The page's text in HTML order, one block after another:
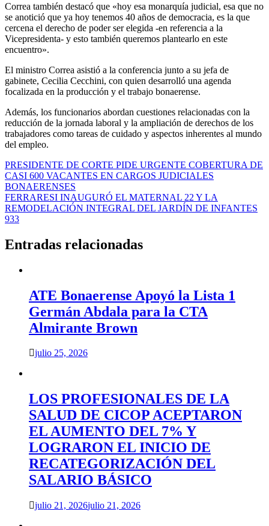
Correa también destacó que «hoy esa monarquía judicial, esa que no
se anotició que ya hoy tenemos 40 años de democracia, es la que
cercena el derecho de poder ser elegida -en referencia a la
Vicepresidenta- y esto también queremos plantearlo en este
encuentro».
El ministro Correa asistió a la conferencia junto a su jefa de
gabinete, Cecilia Cecchini, con quien desarrolló una agenda
focalizada en la producción y el trabajo bonaerense.
Además, los funcionarios abordan cuestiones relacionadas con la
reducción de la jornada laboral y la ampliación de derechos de los
trabajadores como tareas de cuidado y aspectos inherentes al mundo
del empleo.
Navegación
de
entradas
PRESIDENTE DE CORTE PIDE URGENTE COBERTURA DE
CASI 600 VACANTES EN CARGOS JUDICIALES
BONAERENSES
FERRARESI INAUGURÓ EL MATERNAL 22 Y LA
REMODELACIÓN INTEGRAL DEL JARDÍN DE INFANTES
933
Entradas relacionadas
ATE Bonaerense Apoyó la Lista 1
Germán Abdala para la CTA
Almirante Brown
julio 25, 2026
LOS PROFESIONALES DE LA
SALUD DE CICOP ACEPTARON
EL AUMENTO DEL 7% Y
LOGRARON EL INICIO DE
RECATEGORIZACIÓN DEL
SALARIO BÁSICO
julio 21, 2026julio 21, 2026